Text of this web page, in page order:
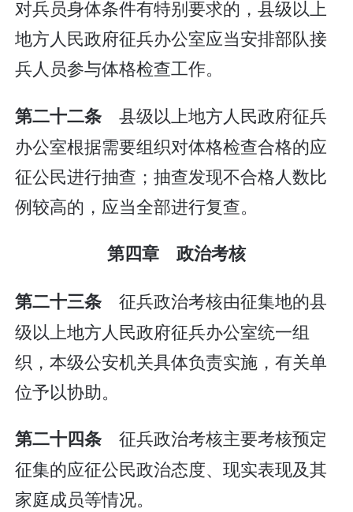
对兵员身体条件有特别要求的，县级以上
地方人民政府征兵办公室应当安排部队接
兵人员参与体格检查工作。
第二十二条 县级以上地方人民政府征兵
办公室根据需要组织对体格检查合格的应
征公民进行抽查；抽查发现不合格人数比
例较高的，应当全部进行复查。
第四章 政治考核
第二十三条 征兵政治考核由征集地的县
级以上地方人民政府征兵办公室统一组
织，本级公安机关具体负责实施，有关单
位予以协助。
第二十四条 征兵政治考核主要考核预定
征集的应征公民政治态度、现实表现及其
家庭成员等情况。